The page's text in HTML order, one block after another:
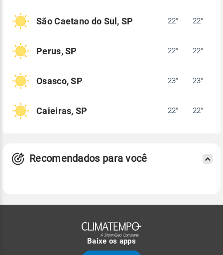
São Caetano do Sul, SP 22° 22°
Perus, SP 22° 22°
Osasco, SP 23° 23°
Caieiras, SP 22° 22°
Recomendados para você
Baixe os apps